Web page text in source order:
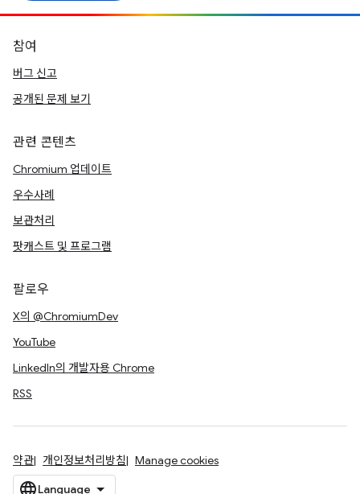
참여
버그 신고
공개된 문제 보기
관련 콘텐츠
Chromium 업데이트
우수사례
보관처리
팟캐스트 및 프로그램
팔로우
X의 @ChromiumDev
YouTube
LinkedIn의 개발자용 Chrome
RSS
약관 개인정보처리방침 Manage cookies